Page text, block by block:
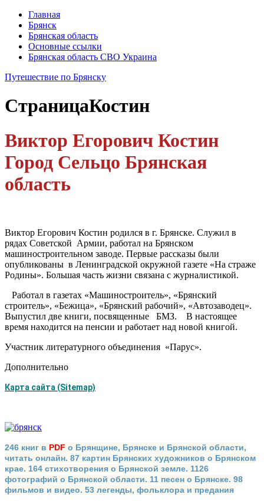
Главная
Брянск
Брянская область
Основные ссылки
Брянская область СВО Украина
Путешествие по Брянску
СтраницаКостин
Виктор Егорович Костин
Город Сельцо Брянская
область
Виктор Егорович Костин родился в г. Брянске. Служил в
рядах Советской Армии, работал на Брянском
машиностроительном заводе. Первые рассказы были
опубликованы в Ленинградской окружной газете «На страже
Родины». Большая часть жизни связана с журналистикой.
Работал в газетах «Машиностроитель», «Брянский
строитель», «Бежица», «Брянский рабочий», «Автозаводец».
Выпустил две книги, посвященные БМЗ. В настоящее
время находится на пенсии и работает над новой книгой.
Участник литературного объединения «Парус».
Дополнительно
Карта сайта (Sitemap)
246 книг в PDF о Брянщине, Брянске и Брянской области,
читать онлайн. 87 картин Брянских художников о Брянском
крае. 164 стихотворения о Брянской земле. 1126
фотографий о Брянской области. 11 песен о Брянске. 98
фильмов и видео. 53 легенды, фольклора и предания